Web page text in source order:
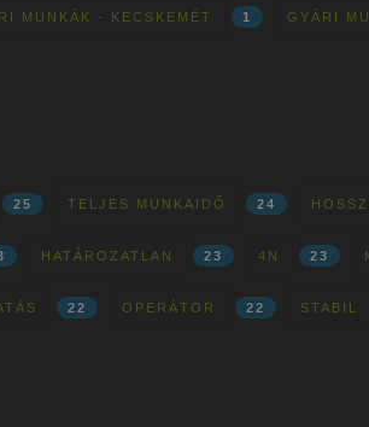
MUNKÁK - KECSKEMÉT 1 GYÁRI
25 TELJES MUNKAIDŐ 24
HATÁROZATLAN 23 4N 23
22 OPERÁTOR 22 STABIL